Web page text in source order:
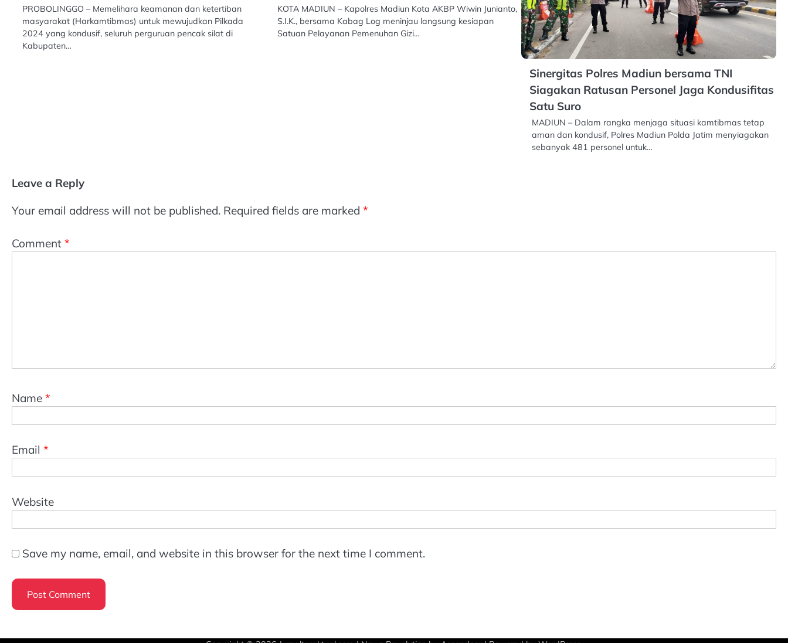
PROBOLINGGO – Memelihara keamanan dan ketertiban
masyarakat (Harkamtibmas) untuk mewujudkan Pilkada
2024 yang kondusif, seluruh perguruan pencak silat di
Kabupaten…
KOTA MADIUN – Kapolres Madiun Kota AKBP Wiwin Junianto,
S.I.K., bersama Kabag Log meninjau langsung kesiapan
Satuan Pelayanan Pemenuhan Gizi…
Sinergitas Polres Madiun bersama TNI
Siagakan Ratusan Personel Jaga Kondusifitas
Satu Suro
MADIUN – Dalam rangka menjaga situasi kamtibmas tetap
aman dan kondusif, Polres Madiun Polda Jatim menyiagakan
sebanyak 481 personel untuk…
Leave a Reply
Your email address will not be published. Required fields are marked *
Comment *
Name *
Email *
Website
Save my name, email, and website in this browser for the next time I comment.